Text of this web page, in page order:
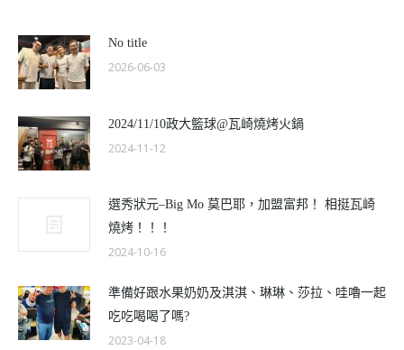
No title
2026-06-03
2024/11/10政大籃球@瓦崎燒烤火鍋
2024-11-12
選秀狀元–Big Mo 莫巴耶，加盟富邦！ 相挺瓦崎
燒烤！！！
2024-10-16
準備好跟水果奶奶及淇淇、琳琳、莎拉、哇嚕一起
吃吃喝喝了嗎?
2023-04-18